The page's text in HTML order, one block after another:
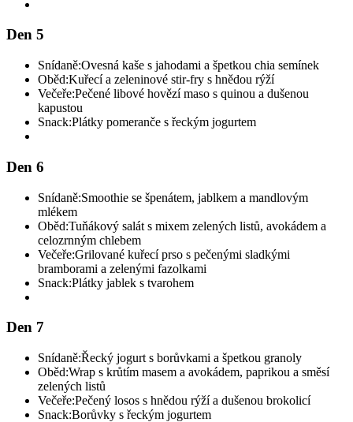
Den 5
Snídaně:Ovesná kaše s jahodami a špetkou chia semínek
Oběd:Kuřecí a zeleninové stir-fry s hnědou rýží
Večeře:Pečené libové hovězí maso s quinou a dušenou
kapustou
Snack:Plátky pomeranče s řeckým jogurtem
Den 6
Snídaně:Smoothie se špenátem, jablkem a mandlovým
mlékem
Oběd:Tuňákový salát s mixem zelených listů, avokádem a
celozrnným chlebem
Večeře:Grilované kuřecí prso s pečenými sladkými
bramborami a zelenými fazolkami
Snack:Plátky jablek s tvarohem
Den 7
Snídaně:Řecký jogurt s borůvkami a špetkou granoly
Oběd:Wrap s krůtím masem a avokádem, paprikou a směsí
zelených listů
Večeře:Pečený losos s hnědou rýží a dušenou brokolicí
Snack:Borůvky s řeckým jogurtem